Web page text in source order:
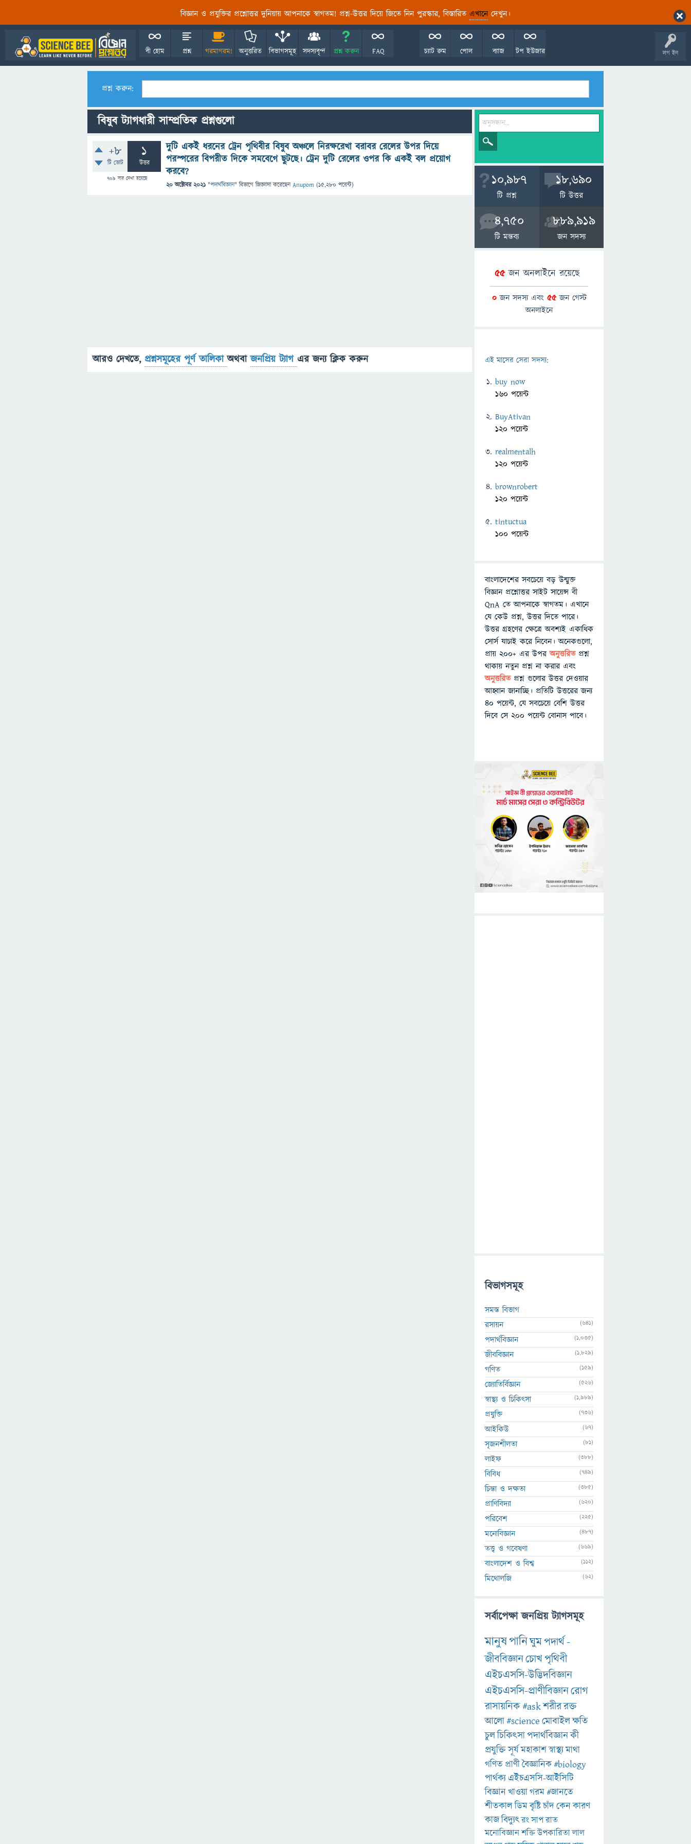
বিজ্ঞান ও প্রযুক্তির প্রশ্নোত্তর দুনিয়ায় আপনাকে স্বাগতম! প্রশ্ন-উত্তর দিয়ে জিতে নিন পুরস্কার, বিস্তারিত এখানেদেখুন।
লগ ইন
বী হোম প্রশ্ন গরমাগরম! অনুত্তরিত বিভাগসমূহ সদস্যবৃন্দ প্রশ্ন করুন FAQ টপ ইউজার
ব্যাজ
পোল
চ্যাট রুম
প্রশ্ন করুন:
বিষুব ট্যাগধারী সাম্প্রতিক প্রশ্নগুলো
+8
টি ভোট
1
উত্তর
709 বার দেখা হয়েছে
দুটি একই ধরনের ট্রেন পৃথিবীর বিষুব অঞ্চলে নিরক্ষরেখা বরাবর রেলের উপর দিয়ে
পরস্পরের বিপরীত দিকে সমবেগে ছুটছে। ট্রেন দুটি রেলের ওপর কি একই বল প্রয়োগ
করবে?
20 অক্টোবর 2021 "পদার্থবিজ্ঞান" বিভাগে জিজ্ঞাসাকরেছেনAnupom (15,280 পয়েন্ট)
আরও দেখতে, প্রশ্নসমূহের পূর্ণ তালিকাঅথবাজনপ্রিয় ট্যাগ এর জন্য ক্লিক করুন
10,987
টি প্রশ্ন
18,690
টি উত্তর
4,750
টি মন্তব্য
889,919
জন সদস্য
55জন অনলাইনে রয়েছে
0জন সদস্য এবং 55জন গেস্ট
অনলাইনে
এই মাসের সেরা সদস্য:
buy now
160 পয়েন্ট
BuyAtivan
120 পয়েন্ট
realmentalh
120 পয়েন্ট
brownrobert
120 পয়েন্ট
tintuctua
100 পয়েন্ট
বাংলাদেশের সবচেয়ে বড় উন্মুক্ত
বিজ্ঞান প্রশ্নোত্তর সাইট সায়েন্স বী
QnA তে আপনাকে স্বাগতম। এখানে
যে কেউ প্রশ্ন, উত্তর দিতে পারে।
উত্তর গ্রহণের ক্ষেত্রে অবশ্যই একাধিক
সোর্স যাচাই করে নিবেন। অনেকগুলো,
প্রায় ২০০+ এর উপরঅনুত্তরিতপ্রশ্ন
থাকায় নতুন প্রশ্ন না করার এবং
অনুত্তরিত প্রশ্ন গুলোর উত্তর দেওয়ার
আহ্বান জানাচ্ছি। প্রতিটি উত্তরের জন্য
৪০ পয়েন্ট, যে সবচেয়ে বেশি উত্তর
দিবে সে ২০০ পয়েন্ট বোনাস পাবে।
বিভাগসমূহ
সমস্ত বিভাগ
রসায়ন
(641)
পদার্থবিজ্ঞান (1,035)
জীববিজ্ঞান (1,829)
গণিত (159)
জ্যোতির্বিজ্ঞান (526)
স্বাস্থ্য ও চিকিৎসা (1,989)
প্রযুক্তি (736)
আইকিউ (67)
সৃজনশীলতা (81)
লাইফ (388)
বিবিধ (749)
চিন্তা ও দক্ষতা (385)
প্রাণিবিদ্যা (620)
পরিবেশ (225)
মনোবিজ্ঞান (487)
তত্ত্ব ও গবেষণা (669)
বাংলাদেশ ও বিশ্ব (112)
মিথোলজি (62)
সর্বাপেক্ষা জনপ্রিয় ট্যাগসমূহ
মানুষপানিঘুমপদার্থ-
জীববিজ্ঞানচোখপৃথিবী
এইচএসসি-উদ্ভিদবিজ্ঞান
এইচএসসি-প্রাণীবিজ্ঞানরোগ
রাসায়নিক#askশরীররক্ত
আলো#scienceমোবাইলক্ষতি
চুলচিকিৎসাপদার্থবিজ্ঞানকী
প্রযুক্তিসূর্যমহাকাশস্বাস্থ্যমাথা
গণিত প্রাণীবৈজ্ঞানিক#biology
পার্থক্য এইচএসসি-আইসিটি
বিজ্ঞানখাওয়াগরম#জানতে
শীতকালডিমবৃষ্টিচাঁদকেনকারণ
কাজবিদ্যুৎরংসাপরাত
মনোবিজ্ঞানশক্তিউপকারিতালাল